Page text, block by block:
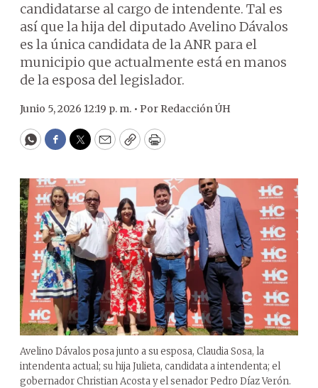
candidatarse al cargo de intendente. Tal es
así que la hija del diputado Avelino Dávalos
es la única candidata de la ANR para el
municipio que actualmente está en manos
de la esposa del legislador.
Junio 5, 2026 12:19 p. m. • Por Redacción ÚH
WhatsApp
Facebook
Twitter
EmailCopyPrint
Avelino Dávalos posa junto a su esposa, Claudia Sosa, la
intendenta actual; su hija Julieta, candidata a intendenta; el
gobernador Christian Acosta y el senador Pedro Díaz Verón.